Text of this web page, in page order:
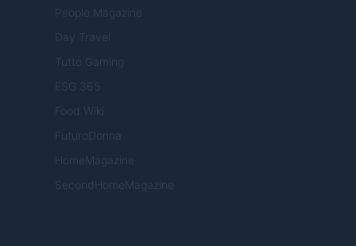
People Magazine
Day Travel
Tutto Gaming
ESG 365
Food Wiki
FuturoDonna
HomeMagazine
SecondHomeMagazine